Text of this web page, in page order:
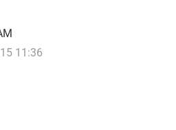
11:36